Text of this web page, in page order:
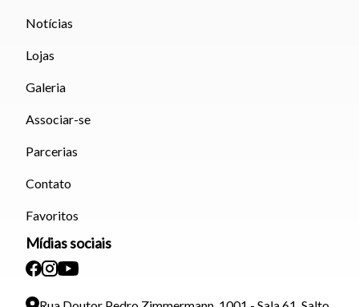
Notícias
Lojas
Galeria
Associar-se
Parcerias
Contato
Favoritos
Mídias sociais